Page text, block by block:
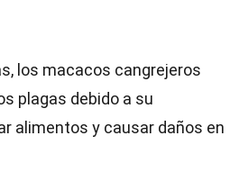
los macacos cangrejeros
plagas debido a su
alimentos y causar daños en